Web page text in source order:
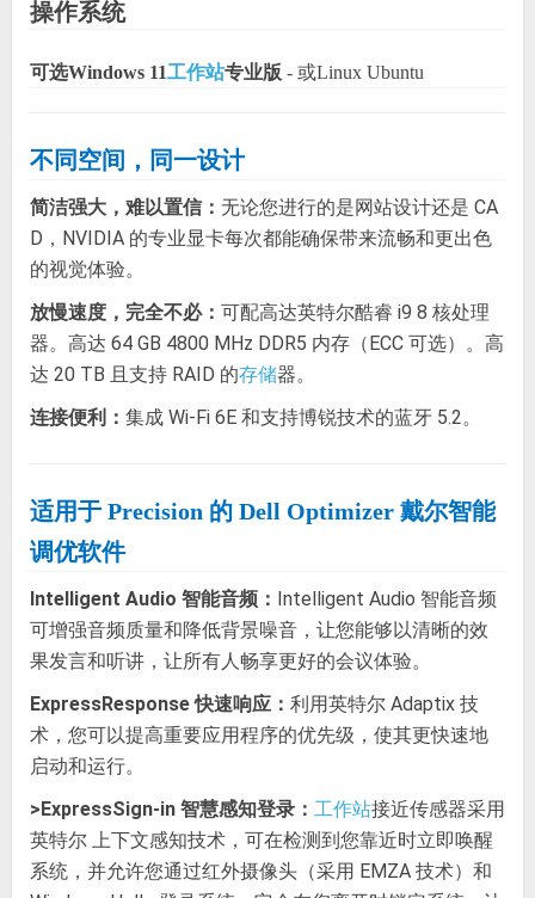
操作系统
可选Windows 11工作站专业版 - 或Linux Ubuntu
不同空间，同一设计
简洁强大，难以置信： 无论您进行的是网站设计还是 CA
D，NVIDIA 的专业显卡每次都能确保带来流畅和更出色
的视觉体验。
放慢速度，完全不必： 可配高达英特尔酷睿 i9 8 核处理
器。高达 64 GB 4800 MHz DDR5 内存（ECC 可选）。高
达 20 TB 且支持 RAID 的存储器。
连接便利： 集成 Wi-Fi 6E 和支持博锐技术的蓝牙 5.2。
适用于 Precision 的 Dell Optimizer 戴尔智能
调优软件
Intelligent Audio 智能音频： Intelligent Audio 智能音频
可增强音频质量和降低背景噪音，让您能够以清晰的效
果发言和听讲，让所有人畅享更好的会议体验。
ExpressResponse 快速响应： 利用英特尔 Adaptix 技
术，您可以提高重要应用程序的优先级，使其更快速地
启动和运行。
>ExpressSign-in 智慧感知登录： 工作站接近传感器采用
英特尔 上下文感知技术，可在检测到您靠近时立即唤醒
系统，并允许您通过红外摄像头（采用 EMZA 技术）和